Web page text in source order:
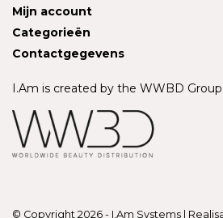
Mijn account
Categorieën
Contactgegevens
I.Am is created by the WWBD Group:
© Copyright 2026 - I.Am Systems |